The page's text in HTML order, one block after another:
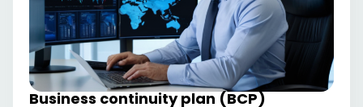
Business continuity plan (BCP)